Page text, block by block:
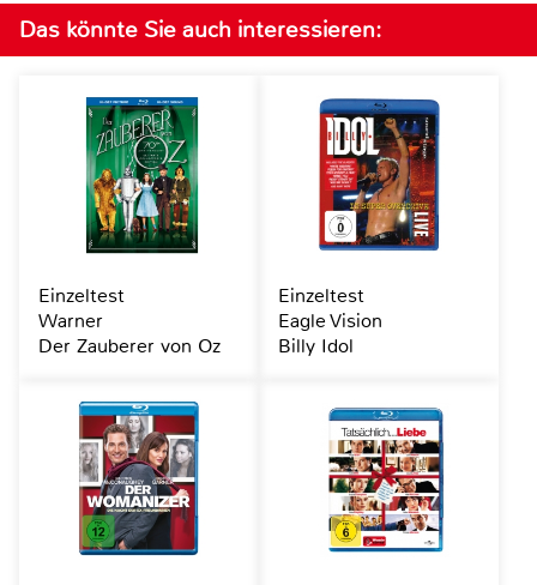
Das könnte Sie auch interessieren:
Einzeltest
Warner
Der Zauberer von Oz
Einzeltest
Eagle Vision
Billy Idol